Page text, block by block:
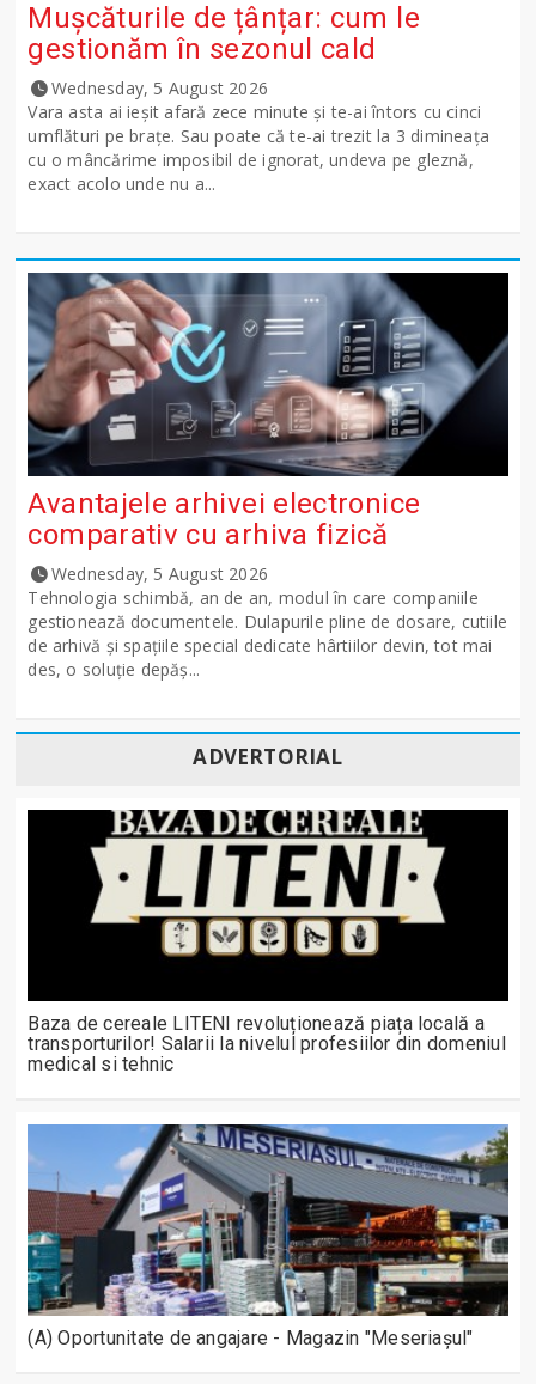
Mușcăturile de țânțar: cum le
gestionăm în sezonul cald
Wednesday, 5 August 2026
Vara asta ai ieșit afară zece minute și te-ai întors cu cinci
umflături pe brațe. Sau poate că te-ai trezit la 3 dimineața
cu o mâncărime imposibil de ignorat, undeva pe gleznă,
exact acolo unde nu a...
Avantajele arhivei electronice
comparativ cu arhiva fizică
Wednesday, 5 August 2026
Tehnologia schimbă, an de an, modul în care companiile
gestionează documentele. Dulapurile pline de dosare, cutiile
de arhivă și spațiile special dedicate hârtiilor devin, tot mai
des, o soluție depăș...
ADVERTORIAL
Baza de cereale LITENI revoluționează piața locală a
transporturilor! Salarii la nivelul profesiilor din domeniul
medical si tehnic
(A) Oportunitate de angajare - Magazin "Meseriașul"